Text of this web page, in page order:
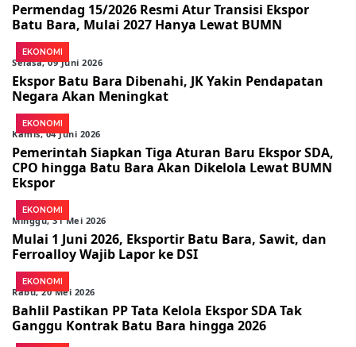
Permendag 15/2026 Resmi Atur Transisi Ekspor
Batu Bara, Mulai 2027 Hanya Lewat BUMN
EKONOMI
Selasa, 09 Juni 2026
Ekspor Batu Bara Dibenahi, JK Yakin Pendapatan
Negara Akan Meningkat
EKONOMI
Kamis, 04 Juni 2026
Pemerintah Siapkan Tiga Aturan Baru Ekspor SDA,
CPO hingga Batu Bara Akan Dikelola Lewat BUMN
Ekspor
EKONOMI
Minggu, 31 Mei 2026
Mulai 1 Juni 2026, Eksportir Batu Bara, Sawit, dan
Ferroalloy Wajib Lapor ke DSI
EKONOMI
Rabu, 20 Mei 2026
Bahlil Pastikan PP Tata Kelola Ekspor SDA Tak
Ganggu Kontrak Batu Bara hingga 2026